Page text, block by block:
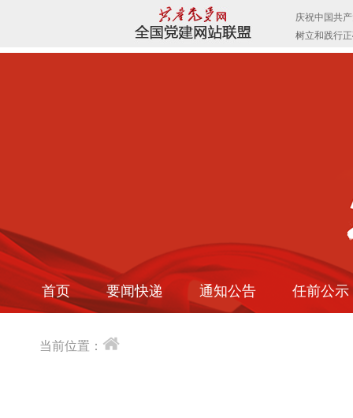
首页 要闻快递 通知公告 任前公示
当前位置：